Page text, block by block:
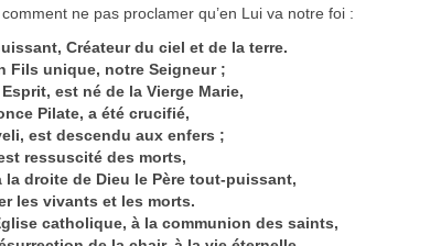
ne pas proclamer qu’en Lui va notre foi :
Créateur du ciel et de la terre.
Fils unique, notre Seigneur ;
est né de la Vierge Marie,
Pilate, a été crucifié,
est descendu aux enfers ;
ressuscité des morts,
droite de Dieu le Père tout-puissant,
les vivants et les morts.
catholique, à la communion des saints,